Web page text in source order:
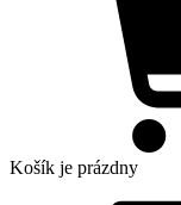
Košík je prázdny